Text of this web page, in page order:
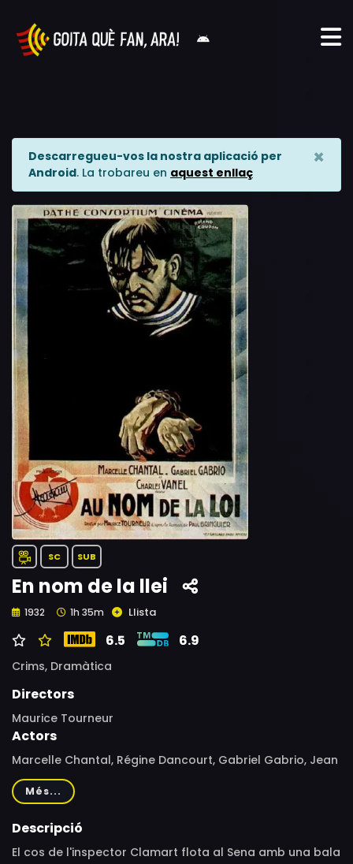
Descarregueu-vos la nostra aplicació per
Android. La trobareu en aquest enllaç
×
SC SUB
En nom de la llei
1932 1h 35m Llista
6.5 6.9
Crims, Dramàtica
Directors
Maurice Tourneur
Actors
Marcelle Chantal, Régine Dancourt, Gabriel Gabrio, Jean
Marchat, Jean Dax, José Noguéro, Harry Nestor, Pierre
Labry, Geo Laby, Charles Vanel, Michèle Morgan
Més...
Descripció
El cos de l'inspector Clamart flota al Sena amb una bala